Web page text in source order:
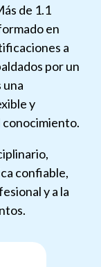
de 1.1
en
a
por un
y
conocimiento.
confiable,
y a la